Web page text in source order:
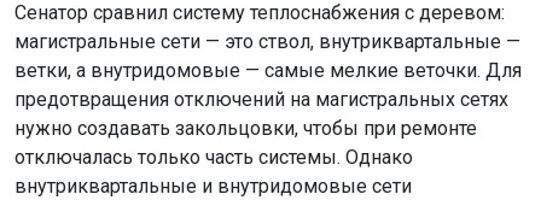
Сенатор сравнил систему теплоснабжения с деревом:
магистральные сети — это ствол, внутриквартальные —
ветки, а внутридомовые — самые мелкие веточки. Для
предотвращения отключений на магистральных сетях
нужно создавать закольцовки, чтобы при ремонте
отключалась только часть системы. Однако
внутриквартальные и внутридомовые сети